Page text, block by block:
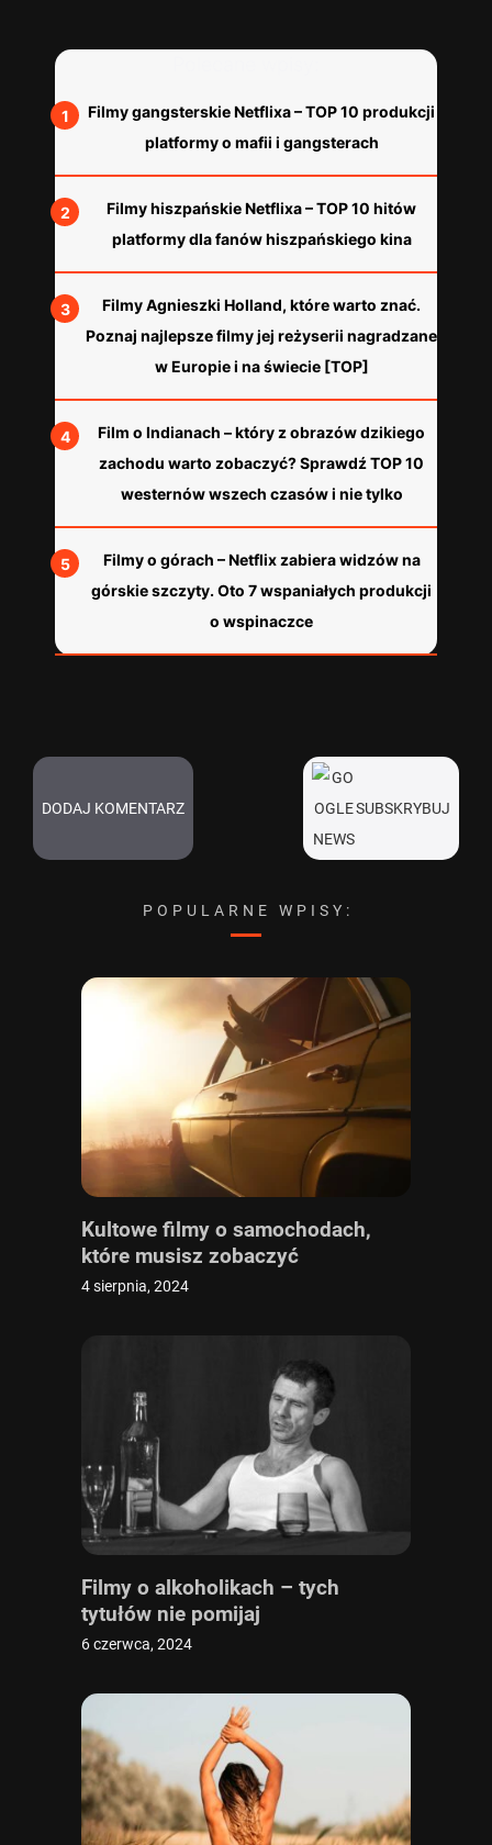
Filmy gangsterskie Netflixa – TOP 10 produkcji
platformy o mafii i gangsterach
Filmy hiszpańskie Netflixa – TOP 10 hitów
platformy dla fanów hiszpańskiego kina
Filmy Agnieszki Holland, które warto znać.
Poznaj najlepsze filmy jej reżyserii nagradzane
w Europie i na świecie [TOP]
Film o Indianach – który z obrazów dzikiego
zachodu warto zobaczyć? Sprawdź TOP 10
westernów wszech czasów i nie tylko
Filmy o górach – Netflix zabiera widzów na
górskie szczyty. Oto 7 wspaniałych produkcji
o wspinaczce
DODAJ KOMENTARZ SUBSKRYBUJ
POPULARNE WPISY:
Kultowe filmy o samochodach,
które musisz zobaczyć
4 sierpnia, 2024
Filmy o alkoholikach – tych
tytułów nie pomijaj
6 czerwca, 2024